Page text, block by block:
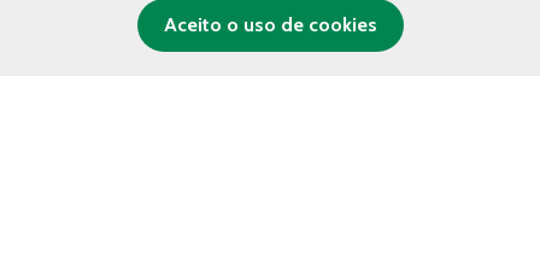
Imprensa
Aceito o uso de cookies